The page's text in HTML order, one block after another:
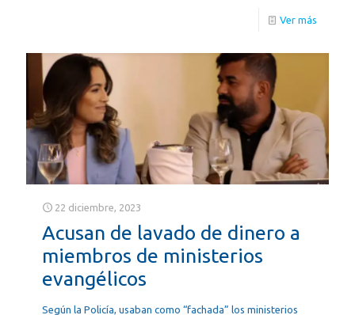
Ver más
22 diciembre, 2023
Acusan de lavado de dinero a
miembros de ministerios
evangélicos
Según la Policía, usaban como “fachada” los ministerios